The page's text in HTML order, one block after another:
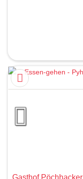
Gasthof Pöchhacker